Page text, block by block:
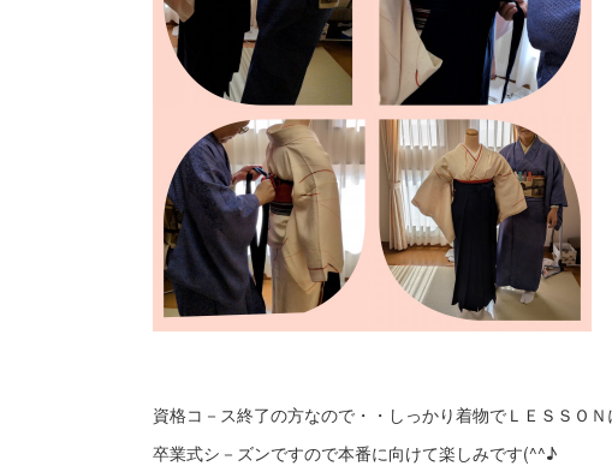
資格コ－ス終了の方なので・・しっかり着物でＬＥＳＳＯ
卒業式シ－ズンですので本番に向けて楽しみです(^^♪